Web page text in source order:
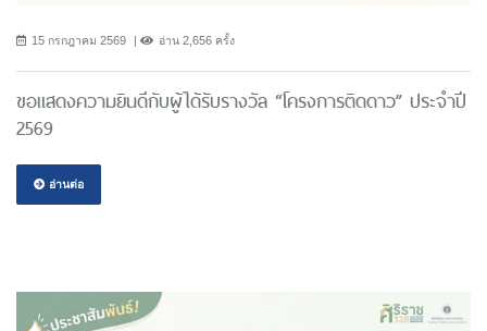
15 กรกฎาคม 2569 อ่าน 2,656 ครั้ง
ขอแสดงความยินดีกับผู้ได้รับรางวัล “โครงการติดดาว” ประจำปี
2569
อ่านต่อ